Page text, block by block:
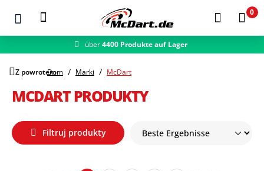
Zum Hauptinhalt springen
0
4400 Produkte auf Lagerschneller Versand
Z powrotemDom Marki McDart
MCDART PRODUKTY
Filtruj produkty